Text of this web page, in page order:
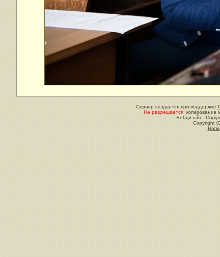
Сервер создается при поддержке
Не разрешается копирование
Вебдизайн:
Copyright